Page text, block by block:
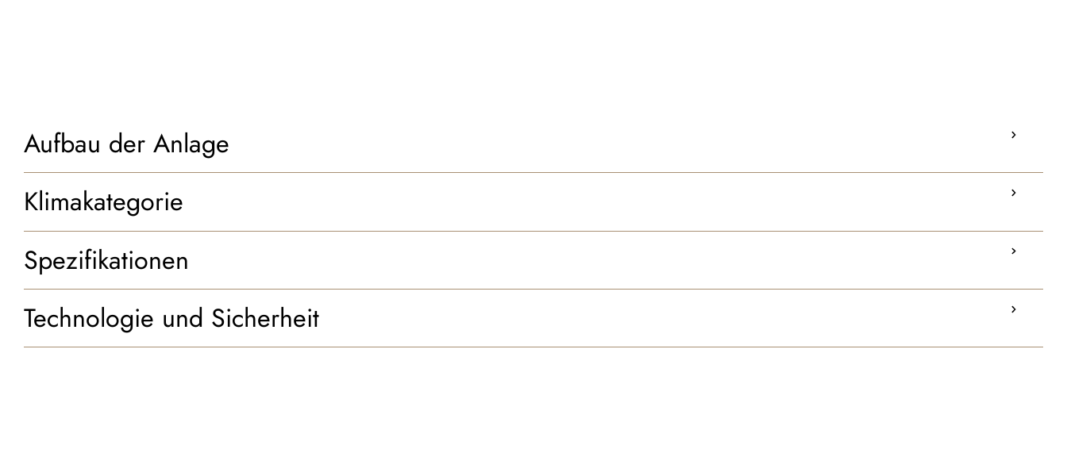
Aufbau der Anlage
Klimakategorie
Spezifikationen
Technologie und Sicherheit